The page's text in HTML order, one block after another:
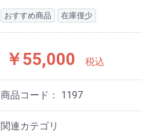
おすすめ商品 在庫僅少
￥55,000 税込
商品コード： 1197
関連カテゴリ